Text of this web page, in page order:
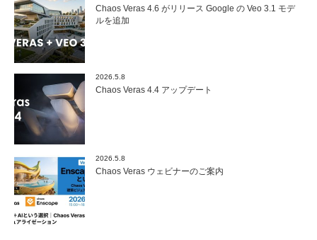
Chaos Veras 4.6 がリリース Google の Veo 3.1 モデ
ルを追加
2026.5.8
Chaos Veras 4.4 アップデート
2026.5.8
Chaos Veras ウェビナーのご案内